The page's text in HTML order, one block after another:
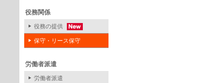
役務関係
役務の提供
保守・リース保守
労働者派遣
労働者派遣